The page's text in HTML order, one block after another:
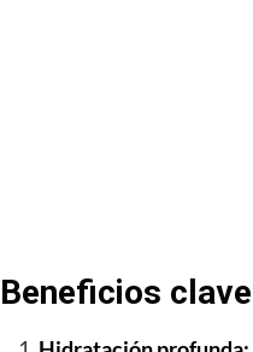
Beneficios clave